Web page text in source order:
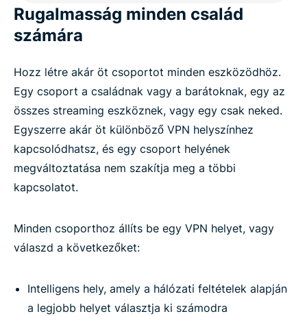
Rugalmasság minden család
számára
Hozz létre akár öt csoportot minden eszközödhöz.
Egy csoport a családnak vagy a barátoknak, egy az
összes streaming eszköznek, vagy egy csak neked.
Egyszerre akár öt különböző VPN helyszínhez
kapcsolódhatsz, és egy csoport helyének
megváltoztatása nem szakítja meg a többi
kapcsolatot.
Minden csoporthoz állíts be egy VPN helyet, vagy
válaszd a következőket:
Intelligens hely, amely a hálózati feltételek alapján
a legjobb helyet választja ki számodra